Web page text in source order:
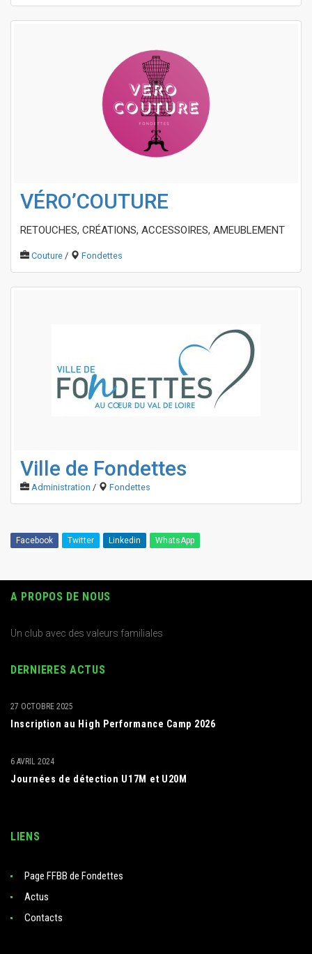
VÉRO’COUTURE
RETOUCHES, CRÉATIONS, ACCESSOIRES, AMEUBLEMENT
Couture / Fondettes
Ville de Fondettes
Administration / Fondettes
Facebook Twitter Linkedin WhatsApp
A PROPOS DE NOUS
Un club avec des valeurs familiales
DERNIERES ACTUS
Inscription au High Performance Camp 2026
27 OCTOBRE 2025
Journées de détection U17M et U20M
6 AVRIL 2024
LIENS
Page FFBB de Fondettes
Actus
Contacts